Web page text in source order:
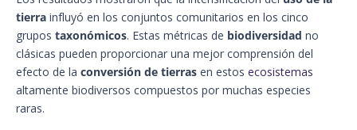
tierra influyó en los conjuntos comunitarios en los cinco
grupos taxonómicos. Estas métricas de biodiversidad no
clásicas pueden proporcionar una mejor comprensión del
efecto de la conversión de tierras en estos ecosistemas
altamente biodiversos compuestos por muchas especies
raras.